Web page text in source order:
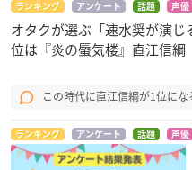
ランキング アンケート 話題 声優
オタクが選ぶ「速水奨が演
位は『炎の蜃気楼』直江信綱
この時代に直江信綱が1位に
ランキング アンケート 話題 声優